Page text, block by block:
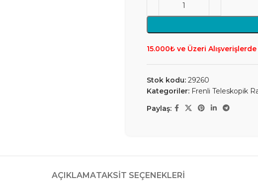
15.000₺ ve Üzeri
Stok kodu: 29260
Kategoriler: Frenli Teleskopik
Paylaş:
AÇIKLAMATAKSIT SEÇENEKLERI